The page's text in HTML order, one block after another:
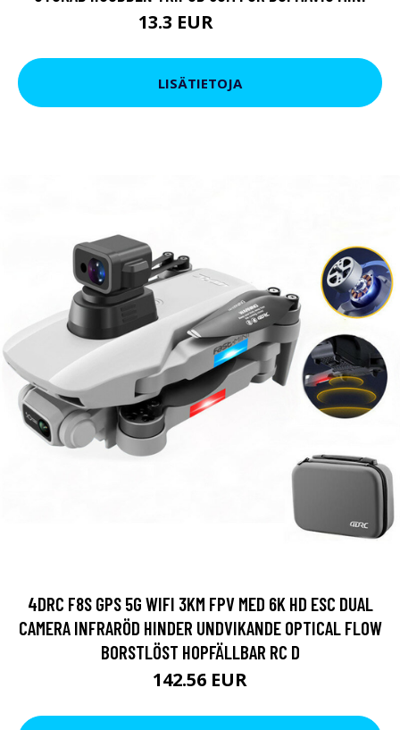
13.3 EUR
LISÄTIETOJA
4DRC F8S GPS 5G WIFI 3KM FPV MED 6K HD ESC DUAL
CAMERA INFRARÖD HINDER UNDVIKANDE OPTICAL FLOW
BORSTLÖST HOPFÄLLBAR RC D
142.56 EUR